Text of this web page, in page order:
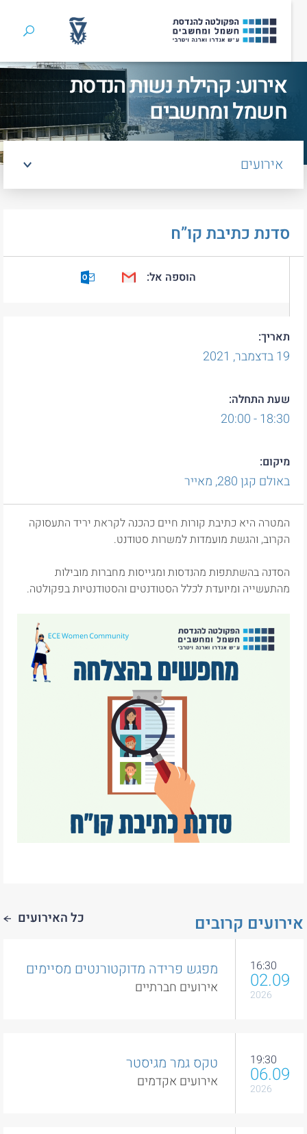
חיפוש
אירוע: קהילת נשות הנדסת
חשמל ומחשבים
אירועים
סדנת כתיבת קו”ח
תאריך:
בדצמבר,2021
שעת התחלה:
18:30 - 20:00
מיקום:
באולם קגן 280, מאייר
הוספה אל: Google Calendar
Calendar
המטרה היא כתיבת קורות חיים כהכנה לקראת יריד התעסוקה
הקרוב, והגשת מועמדות למשרות סטודנט.
הסדנה בהשתתפות מהנדסות ומגייסות מחברות מובילות
מהתעשייה ומיועדת לכלל הסטודנטים והסטודנטיות בפקולטה.
קרובים כל האירועים
16:30
02.09
2026
מפגש פרידה מדוקטורנטים מסיימים
אירועים חברתיים
19:30
06.09
2026
טקס גמר מגיסטר
אירועים אקדמים